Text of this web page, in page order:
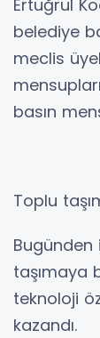
Ertuğrul
belediye
meclis
basın
Toplu
Bugünden
taşımaya
teknoloji
kazandı.